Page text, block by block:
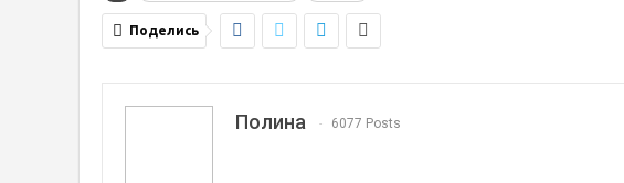
Поделись
Полина 6077 Posts